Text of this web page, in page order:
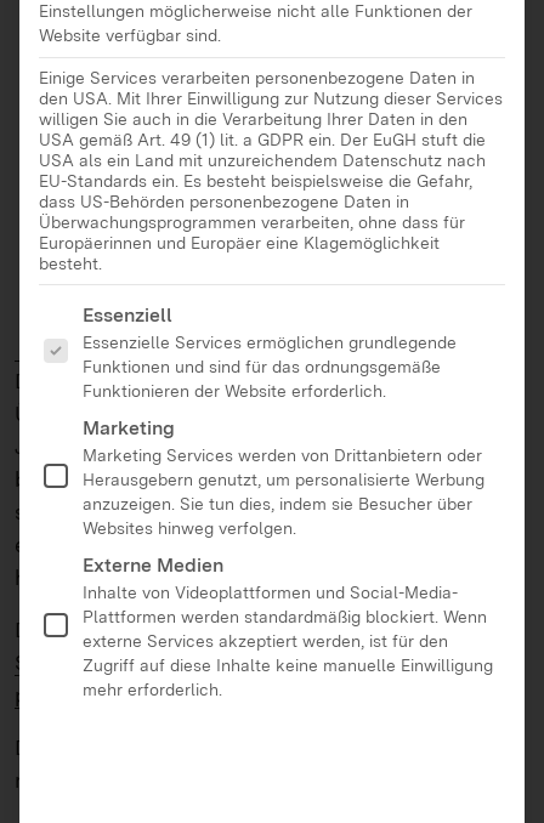
Ist ein Projekt zur werteorientierten
Demokratiebildung für junge Erwachsene
Richtet sich an Azubis und Fachkräfte
Besteht aus einem Fortbildungstraining für
Fachkräfte und zwei konkreten
Projektangeboten, die Berufsschulklassen
besuchen können
Läuft bei Dir! ist ein Projekt zur werteorientierten
Demokratiebildung, das sich an Jugendliche am
Übergang zwischen Schule und Beruf richtet.
Jugendliche, die sich in dieser Übergangsphase
befinden, werden angeregt, ihre eigenen Werte
sowie Prinzipien des Zusammenlebens zu
erkunden. Dabei kommen kreative und
handlungsorientierte Lernformen zum Einsatz.
Das Programm wird von derBaden-Württemberg
Stiftungin Kooperation mit derLandeszentrale für
politische Bildung umgesetzt.
Die Angebote
richten sich direkt an Jugendliche. Zudem gibt es
Einstellungen möglicherweise nicht alle Funktionen der
Website verfügbar sind.
Einige Services verarbeiten personenbezogene Daten in
den USA. Mit Ihrer Einwilligung zur Nutzung dieser Services
willigen Sie auch in die Verarbeitung Ihrer Daten in den
USA gemäß Art. 49 (1) lit. a GDPR ein. Der EuGH stuft die
USA als ein Land mit unzureichendem Datenschutz nach
EU-Standards ein. Es besteht beispielsweise die Gefahr,
dass US-Behörden personenbezogene Daten in
Überwachungsprogrammen verarbeiten, ohne dass für
Europäerinnen und Europäer eine Klagemöglichkeit
besteht.
Es folgt eine Liste der Service-Gruppen, für die eine
Essenziell
Essenzielle Services ermöglichen grundlegende
Funktionen und sind für das ordnungsgemäße
Funktionieren der Website erforderlich.
Marketing
Marketing Services werden von Drittanbietern oder
Herausgebern genutzt, um personalisierte Werbung
anzuzeigen. Sie tun dies, indem sie Besucher über
Websites hinweg verfolgen.
Externe Medien
Inhalte von Videoplattformen und Social-Media-
Plattformen werden standardmäßig blockiert. Wenn
externe Services akzeptiert werden, ist für den
Zugriff auf diese Inhalte keine manuelle Einwilligung
mehr erforderlich.